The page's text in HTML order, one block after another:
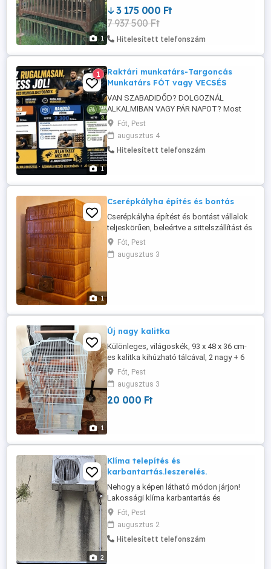
1
3 175 000 Ft
7 937 500 Ft
Hitelesített telefonszám
1
1
Raktári munkatárs-Targoncás
Munkatárs FÓT vagy VECSÉS
VAN SZABADIDŐD? DOLGOZNÁL
ALKALMIBAN VAGY PÁR NAPOT? Most
több helyszínre keresünk beugrós alkalmi
munkatársakat! Ha szeretnél gyorsan
pénzt keresni rugalmas beosztással, ez
neked szól! Alkalmi beugrós munka (akár
Fót, Pest
augusztus 4
Hitelesített telefonszám
1
Cserépkályha építés és bontás
Cserépkályha építést és bontást vállalok
teljeskörűen, beleértve a sittelszállítást és
akár a tisztasági festést is. Kérem
telefonon érdeklődjenek! 06302522744
Fót, Pest
augusztus 3
1
Új nagy kalitka
Különleges, világoskék, 93 x 48 x 36 cm-
es kalitka kihúzható tálcával, 2 nagy + 6
kisebb ajtóval, 4 levehető ajtóval, 4 etető-
itatóval, 3 ülőrúddal, 1 hintával felszerelve.
Teteje nyitható külső ülőrúddal.
Fót, Pest
augusztus 3
20 000 Ft
2
Klíma telepítés és
karbantartás.leszerelés.
Nehogy a képen látható módon járjon!
Lakossági klíma karbantartás és
telepítés.Tisztítás burkolat levétele után,
vegyszeres magasnyomású vízzel
mosózsák használatával történik,azután
forrógőzös technikával fertőtlenítés,
Fót, Pest
augusztus 2
Hitelesített telefonszám